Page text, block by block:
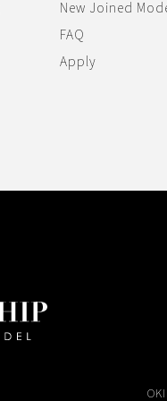
New Joined
FAQ
Apply